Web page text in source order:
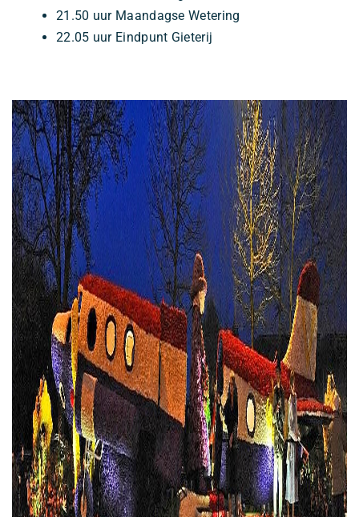
21.50 uur Maandagse Wetering
22.05 uur Eindpunt Gieterij